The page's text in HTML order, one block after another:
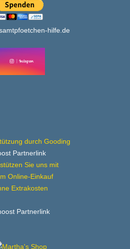
hilfe.de
Partnerlink
Sie uns mit
Online-Einkauf
Extrakosten
Partnerlink